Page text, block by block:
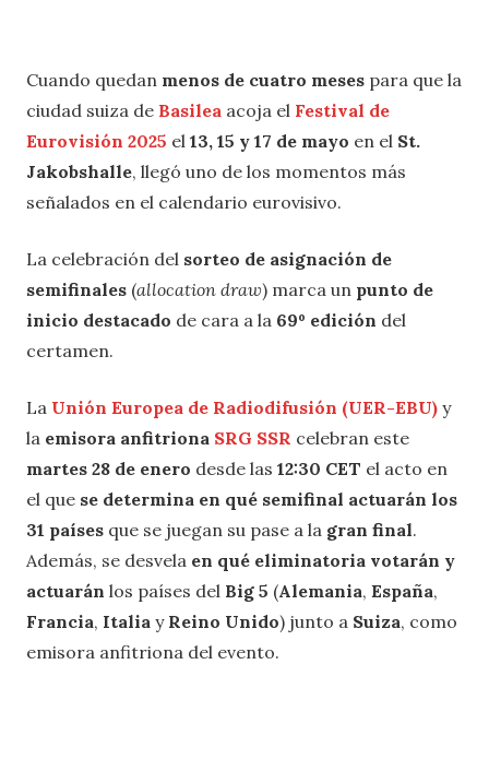
Cuando quedan menos de cuatro meses para que la
ciudad suiza de Basilea acoja el Festival de
Eurovisión 2025 el 13, 15 y 17 de mayo en el St.
Jakobshalle, llegó uno de los momentos más
señalados en el calendario eurovisivo.
La celebración del sorteo de asignación de
semifinales (allocation draw) marca un punto de
inicio destacado de cara a la 69º edición del
certamen.
La Unión Europea de Radiodifusión (UER-EBU) y
la emisora anfitriona SRG SSR celebran este
martes 28 de enero desde las 12:30 CET el acto en
el que se determina en qué semifinal actuarán los
31 países que se juegan su pase a la gran final.
Además, se desvela en qué eliminatoria votarán y
actuarán los países del Big 5 (Alemania, España,
Francia, Italia y Reino Unido) junto a Suiza, como
emisora anfitriona del evento.